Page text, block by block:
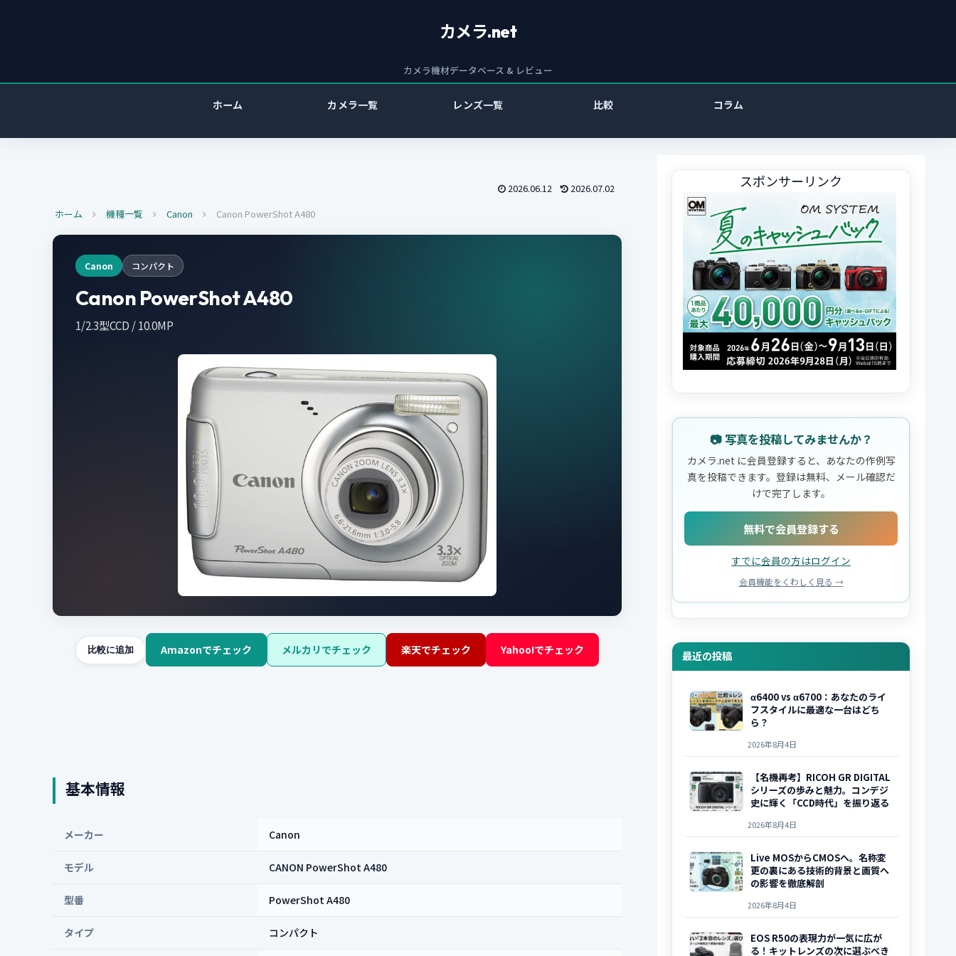
カメラ.net
カメラ機材データベース & レビュー
ホーム カメラ一覧 レンズ一覧 比較 コラム
2026.06.12
2026.07.02
ホーム
機種一覧 Canon Canon PowerShot A480
Canon コンパクト
Canon PowerShot A480
1/2.3型CCD / 10.0MP
比較に追加 Amazonでチェック メルカリでチェック 楽天でチェック Yahoo!でチェック
基本情報
メーカー Canon
モデル CANON PowerShot A480
型番 PowerShot A480
タイプ コンパクト
スポンサーリンク
📷 写真を投稿してみませんか？
カメラ.net に会員登録すると、あなたの作例写
真を投稿できます。登録は無料、メール確認だ
けで完了します。
無料で会員登録する
すでに会員の方はログイン
会員機能をくわしく見る →
最近の投稿
α6400 vs α6700：あなたのライ
フスタイルに最適な一台はどち
ら？
2026年8月4日
【名機再考】RICOH GR DIGITAL
シリーズの歩みと魅力。コンデジ
史に輝く「CCD時代」を振り返る
2026年8月4日
Live MOSからCMOSへ。名称変
更の裏にある技術的背景と画質へ
の影響を徹底解剖
2026年8月4日
EOS R50の表現力が一気に広が
る！キットレンズの次に選ぶべき